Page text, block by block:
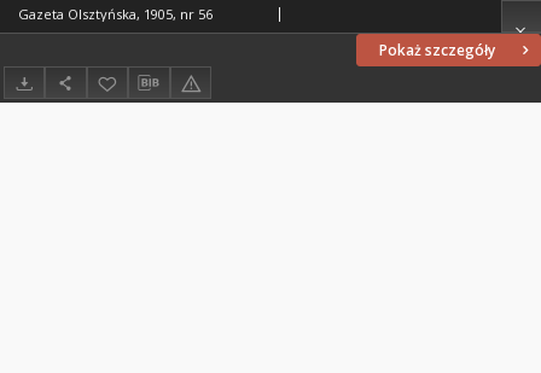
Pokaż szczegóły
Gazeta Olsztyńska, 1905, nr 56